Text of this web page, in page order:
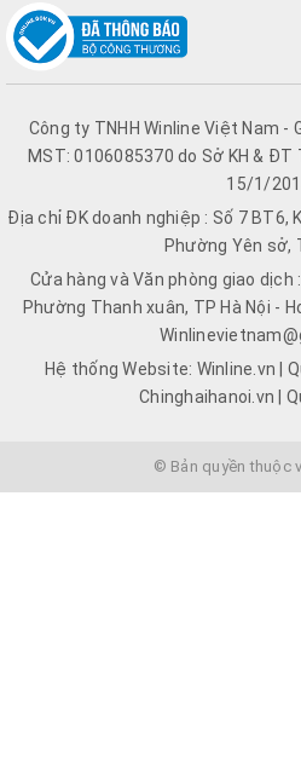
Công ty TNHH Winline Việt Nam -
MST: 0106085370 do Sở KH & ĐT
15/1/
Địa chỉ ĐK doanh nghiệp : Số 7 BT6,
Phường Yên sở,
Cửa hàng và Văn phòng giao dịch
Phường Thanh xuân, TP Hà Nội -
Hệ thống Website: Winline.vn |
Chinghaihanoi.vn |
© Bản quyền thuộc